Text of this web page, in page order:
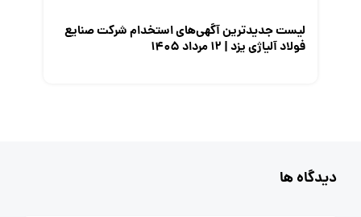
لیست جدیدترین آگهی‌های استخدام شرکت صنایع
فولاد آلیاژی یزد | ۱۲ مرداد ۱۴۰۵
دیدگاه ها